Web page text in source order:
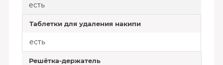
есть
Таблетки для удаления накипи
есть
Решётка-держатель